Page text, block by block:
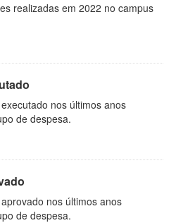
realizadas em 2022 no campus
nos últimos anos
de despesa.
nos últimos anos
de despesa.